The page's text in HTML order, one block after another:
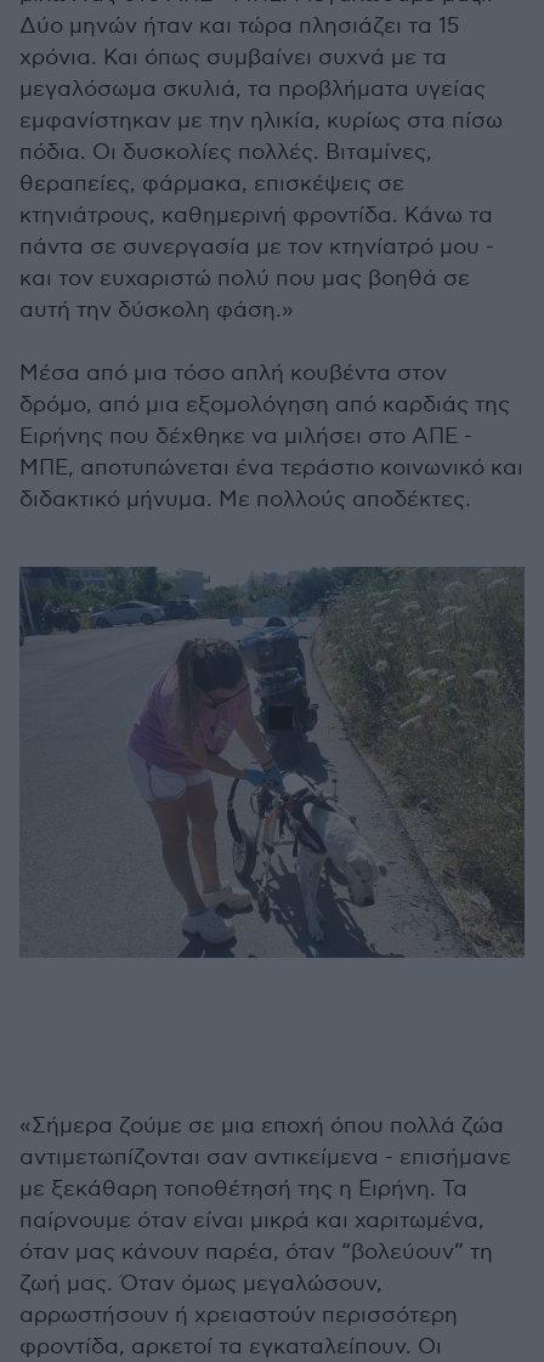
Δύο μηνών ήταν και τώρα πλησιάζει τα 15
χρόνια. Και όπως συμβαίνει συχνά με τα
μεγαλόσωμα σκυλιά, τα προβλήματα υγείας
εμφανίστηκαν με την ηλικία, κυρίως στα πίσω
πόδια. Οι δυσκολίες πολλές. Βιταμίνες,
θεραπείες, φάρμακα, επισκέψεις σε
κτηνιάτρους, καθημερινή φροντίδα. Κάνω τα
πάντα σε συνεργασία με τον κτηνίατρό μου -
και τον ευχαριστώ πολύ που μας βοηθά σε
αυτή την δύσκολη φάση.»
Μέσα από μια τόσο απλή κουβέντα στον
δρόμο, από μια εξομολόγηση από καρδιάς της
Ειρήνης που δέχθηκε να μιλήσει στο ΑΠΕ -
ΜΠΕ, αποτυπώνεται ένα τεράστιο κοινωνικό και
διδακτικό μήνυμα. Με πολλούς αποδέκτες.
«Σήμερα ζούμε σε μια εποχή όπου πολλά ζώα
αντιμετωπίζονται σαν αντικείμενα - επισήμανε
με ξεκάθαρη τοποθέτησή της η Ειρήνη. Τα
παίρνουμε όταν είναι μικρά και χαριτωμένα,
όταν μας κάνουν παρέα, όταν “βολεύουν” τη
ζωή μας. Όταν όμως μεγαλώσουν,
αρρωστήσουν ή χρειαστούν περισσότερη
φροντίδα, αρκετοί τα εγκαταλείπουν. Οι